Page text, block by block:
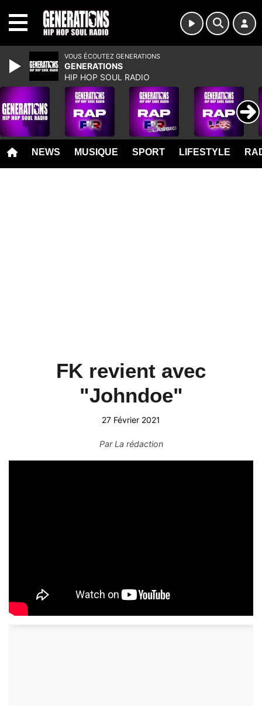
NEWS MUSIQUE SPORT LIFESTYLE
FK revient avec
"Johndoe"
27 Février 2021
ParLa rédaction
VOUS ÉCOUTEZ GENERATIONS
GENERATIONS
HIP HOP SOUL RADIO